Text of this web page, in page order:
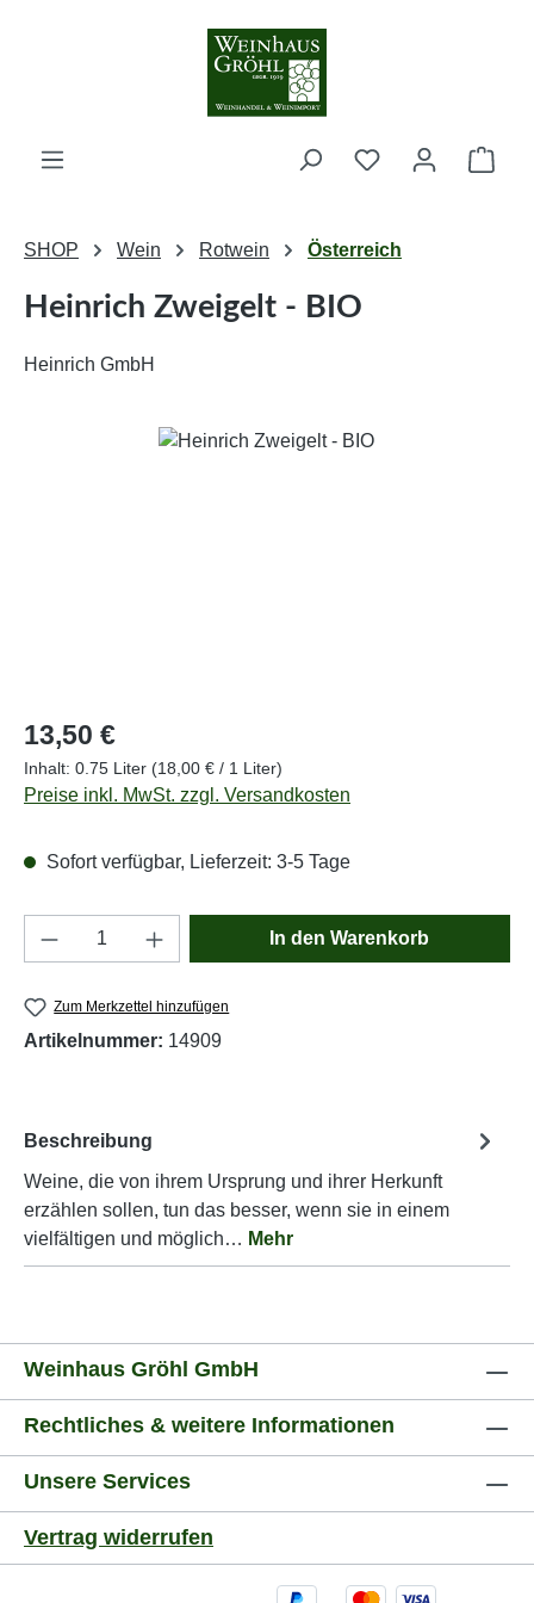
Zum Hauptinhalt springen
SHOP Wein Rotwein Österreich
Heinrich Zweigelt - BIO
Heinrich GmbH
Bildergalerie überspringen
Regulärer Preis:
13,50 €
Inhalt: 0.75 Liter (18,00 € / 1 Liter)
Preise inkl. MwSt. zzgl. Versandkosten
Sofort verfügbar, Lieferzeit: 3-5 Tage
Produkt Anzahl: Gib den gewünschten
In den Warenkorb
Zum Merkzettel hinzufügen
Artikelnummer: 14909
Beschreibung
Weine, die von ihrem Ursprung und ihrer Herkunft
erzählen sollen, tun das besser, wenn sie in einem
vielfältigen und möglich… Mehr
Weinhaus Gröhl GmbH
Rechtliches & weitere Informationen
Unsere Services
Vertrag widerrufen